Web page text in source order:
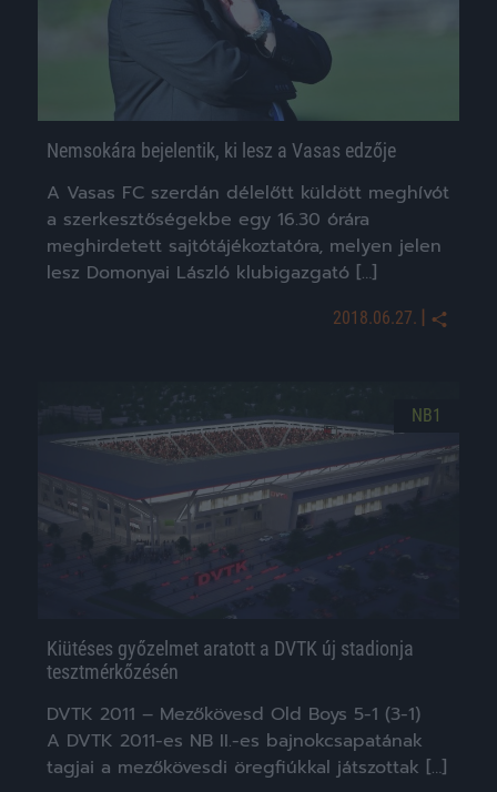
Nemsokára bejelentik, ki lesz a Vasas edzője
A Vasas FC szerdán délelőtt küldött meghívót
a szerkesztőségekbe egy 16.30 órára
meghirdetett sajtótájékoztatóra, melyen jelen
lesz Domonyai László klubigazgató […]
2018.06.27. |
NB1
Kiütéses győzelmet aratott a DVTK új stadionja
tesztmérkőzésén
DVTK 2011 – Mezőkövesd Old Boys 5-1 (3-1)
A DVTK 2011-es NB II.-es bajnokcsapatának
tagjai a mezőkövesdi öregfiúkkal játszottak […]